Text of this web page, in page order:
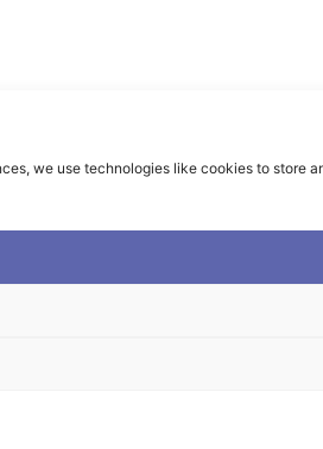
we use technologies like cookies to store